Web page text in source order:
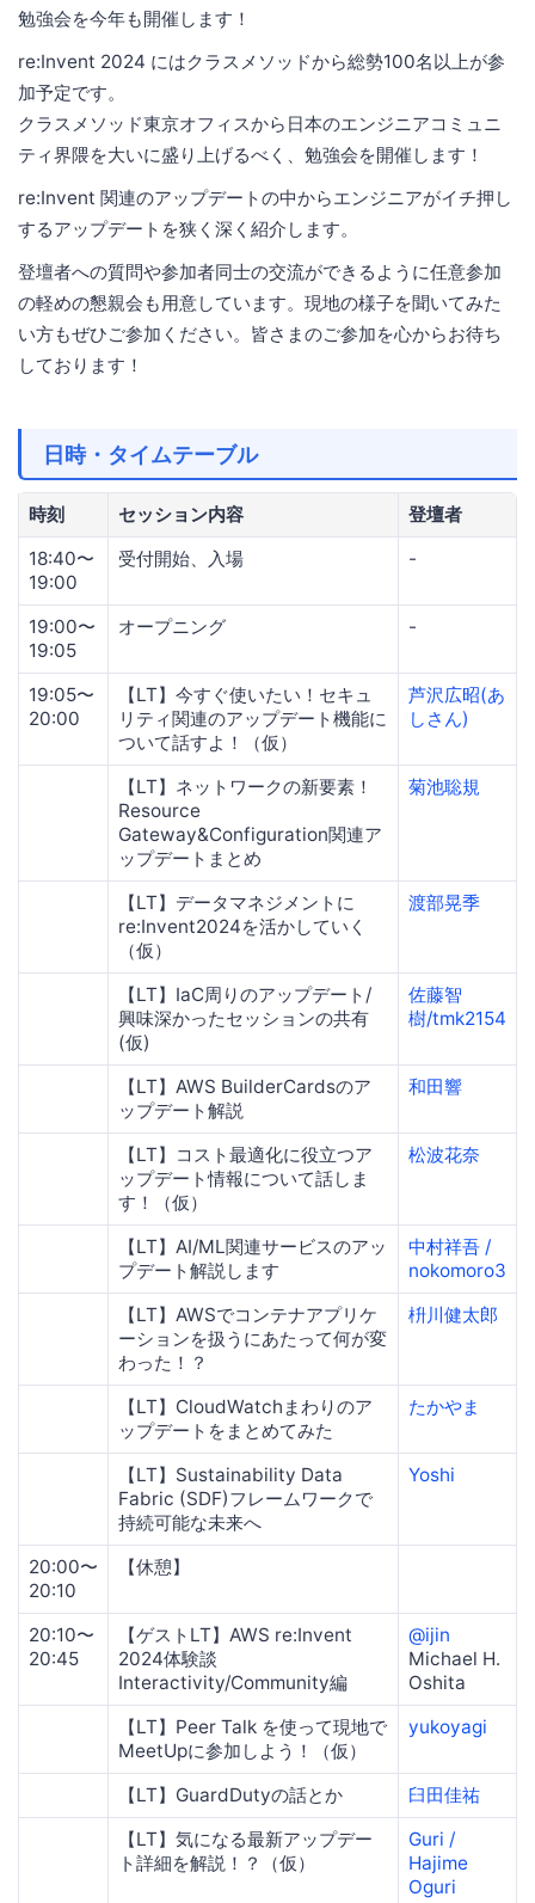
勉強会を今年も開催します！
re:Invent 2024 にはクラスメソッドから総勢100名以上が参
加予定です。
クラスメソッド東京オフィスから日本のエンジニアコミュニ
ティ界隈を大いに盛り上げるべく、勉強会を開催します！
re:Invent 関連のアップデートの中からエンジニアがイチ押し
するアップデートを狭く深く紹介します。
登壇者への質問や参加者同士の交流ができるように任意参加
の軽めの懇親会も用意しています。現地の様子を聞いてみた
い方もぜひご参加ください。皆さまのご参加を心からお待ち
しております！
日時・タイムテーブル
時刻 セッション内容
登壇者
18:40〜
19:00
受付開始、入場 -
19:00〜
19:05
オープニング -
19:05〜
20:00
【LT】今すぐ使いたい！セキュ
リティ関連のアップデート機能に
ついて話すよ！（仮）
芦沢広昭(あ
しさん)
【LT】ネットワークの新要素！
Resource
Gateway&Configuration関連ア
ップデートまとめ
菊池聡規
【LT】データマネジメントに
re:Invent2024を活かしていく
（仮）
渡部晃季
【LT】IaC周りのアップデート/
興味深かったセッションの共有
(仮)
佐藤智
樹/tmk2154
【LT】AWS BuilderCardsのア
ップデート解説
和田響
【LT】コスト最適化に役立つア
ップデート情報について話しま
す！（仮）
松波花奈
【LT】AI/ML関連サービスのアッ
プデート解説します
中村祥吾 /
nokomoro3
【LT】AWSでコンテナアプリケ
ーションを扱うにあたって何が変
わった！？
枡川健太郎
【LT】CloudWatchまわりのア
ップデートをまとめてみた
たかやま
【LT】Sustainability Data
Fabric (SDF)フレームワークで
持続可能な未来へ
Yoshi
20:00〜
20:10
【休憩】
20:10〜
20:45
【ゲストLT】AWS re:Invent
2024体験談
Interactivity/Community編
@ijin
Michael H.
Oshita
【LT】Peer Talk を使って現地で
MeetUpに参加しよう！（仮）
yukoyagi
【LT】GuardDutyの話とか
臼田佳祐
【LT】気になる最新アップデー
ト詳細を解説！？（仮）
Guri /
Hajime
Oguri